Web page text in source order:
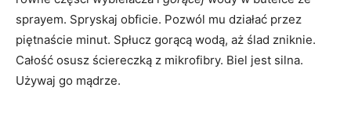
sprayem. Spryskaj obficie. Pozwól mu działać przez
piętnaście minut. Spłucz gorącą wodą, aż ślad zniknie.
Całość osusz ściereczką z mikrofibry. Biel jest silna.
Używaj go mądrze.